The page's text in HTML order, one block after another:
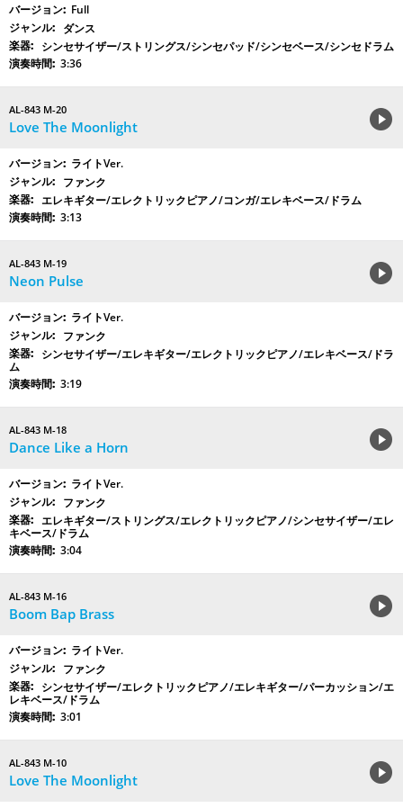
Full
ダンス
シンセサイザー/ストリングス/シンセパッド/シンセベース/シンセドラム
3:36
AL-843 M-20
Love The Moonlight
ライトVer.
ファンク
エレキギター/エレクトリックピアノ/コンガ/エレキベース/ドラム
3:13
AL-843 M-19
Neon Pulse
ライトVer.
ファンク
シンセサイザー/エレキギター/エレクトリックピアノ/エレキベース/ドラ
ム
3:19
AL-843 M-18
Dance Like a Horn
ライトVer.
ファンク
エレキギター/ストリングス/エレクトリックピアノ/シンセサイザー/エレ
キベース/ドラム
3:04
AL-843 M-16
Boom Bap Brass
ライトVer.
ファンク
シンセサイザー/エレクトリックピアノ/エレキギター/パーカッション/エ
レキベース/ドラム
3:01
AL-843 M-10
Love The Moonlight